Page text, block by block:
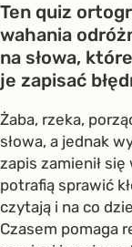
Ten quiz
wahania
na słowa,
je zapisać
Żaba, rzeka,
słowa, a jednak
zapis zamienił się
potrafią sprawić
czytają i na co
Czasem pomaga